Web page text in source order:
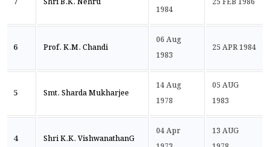
1984
6 Prof. K.M. Chandi
06 Aug
1983
25 APR 1984
5 Smt. Sharda Mukharjee
14 Aug
1978
05 AUG
1983
4 Shri K.K. VishwanathanG
04 Apr
13 AUG